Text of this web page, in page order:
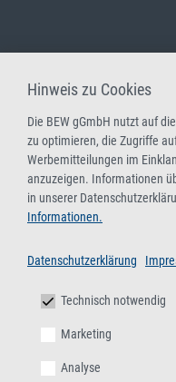
Hinweis zu Cookies
Die BEW gGmbH nutzt auf
zu optimieren, die Zugriffe
Werbemitteilungen im
anzuzeigen. Informationen
in unserer
Informationen.
Datenschutzerklärung
Technisch notwendig
Marketing
Analyse